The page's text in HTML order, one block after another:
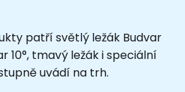
patří světlý ležák Budvar
10°, tmavý ležák i speciální
uvádí na trh.